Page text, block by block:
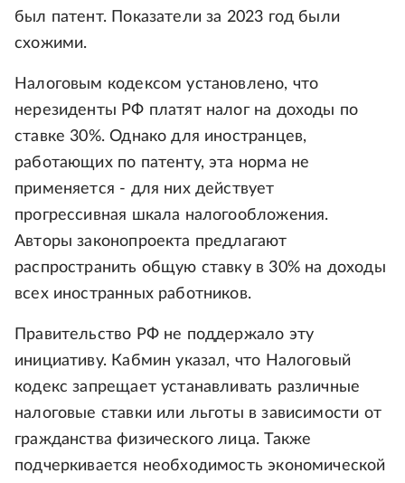
был патент. Показатели за 2023 год были
схожими.
Налоговым кодексом установлено, что
нерезиденты РФ платят налог на доходы по
ставке 30%. Однако для иностранцев,
работающих по патенту, эта норма не
применяется - для них действует
прогрессивная шкала налогообложения.
Авторы законопроекта предлагают
распространить общую ставку в 30% на доходы
всех иностранных работников.
Правительство РФ не поддержало эту
инициативу. Кабмин указал, что Налоговый
кодекс запрещает устанавливать различные
налоговые ставки или льготы в зависимости от
гражданства физического лица. Также
подчеркивается необходимость экономической